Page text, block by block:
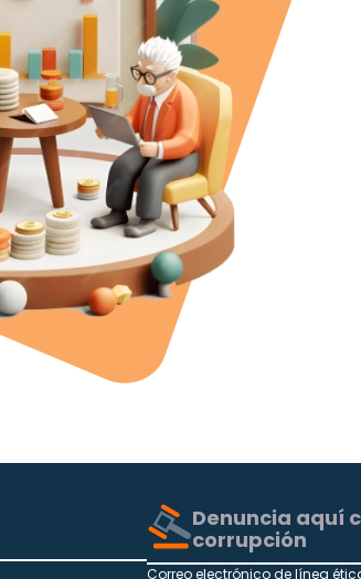
Denuncia aquí
corrupción
Correo electrónico de línea